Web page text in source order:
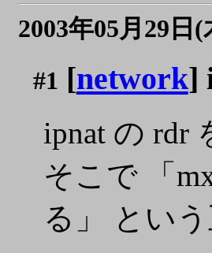
2003年05月29日(
#1 [network]
ipnat の rdr
そこで 「
る」 とい